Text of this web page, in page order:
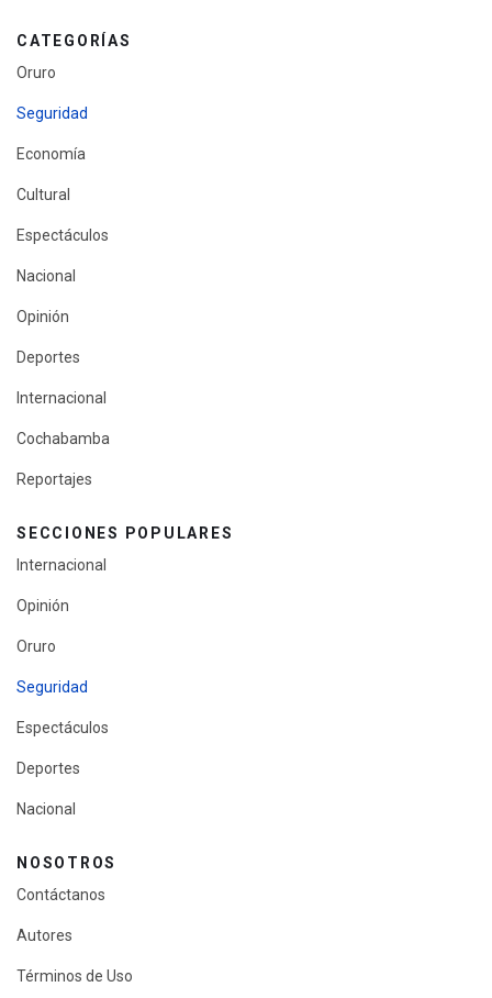
CATEGORÍAS
Oruro
Seguridad
Economía
Cultural
Espectáculos
Nacional
Opinión
Deportes
Internacional
Cochabamba
Reportajes
SECCIONES POPULARES
Internacional
Opinión
Oruro
Seguridad
Espectáculos
Deportes
Nacional
NOSOTROS
Contáctanos
Autores
Términos de Uso